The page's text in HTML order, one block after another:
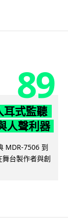
89
耳式監聽
人聲利器
MDR-7506 到
台製作者與創